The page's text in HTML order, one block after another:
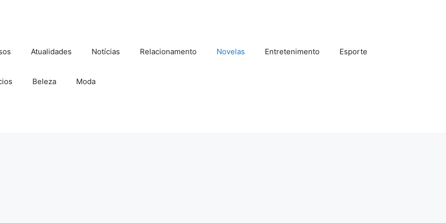
Atualidades Notícias Relacionamento Novelas Entretenimento Esporte
Beleza Moda